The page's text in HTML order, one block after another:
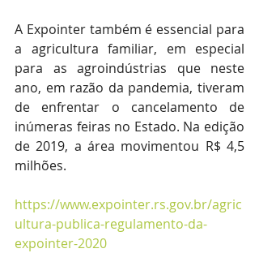
A Expointer também é essencial para
a agricultura familiar, em especial
para as agroindústrias que neste
ano, em razão da pandemia, tiveram
de enfrentar o cancelamento de
inúmeras feiras no Estado. Na edição
de 2019, a área movimentou R$ 4,5
milhões.
https://www.expointer.rs.gov.br/agric
ultura-publica-regulamento-da-
expointer-2020